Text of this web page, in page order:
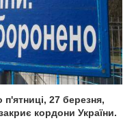
п'ятниці, 27 березня,
кордони України.